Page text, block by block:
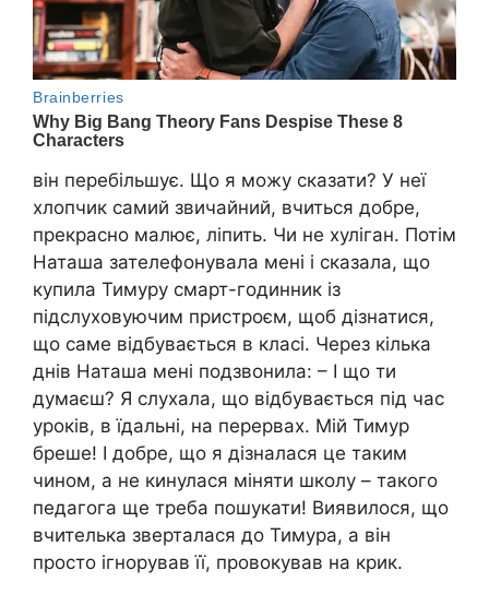
він перебільшує. Що я можу сказати? У неї
хлопчик самий звичайний, вчиться добре,
прекрасно малює, ліпить. Чи не хуліган. Потім
Наташа зателефонувала мені і сказала, що
купила Тимуру смарт-годинник із
підслуховуючим пристроєм, щоб дізнатися,
що саме відбувається в класі. Через кілька
днів Наташа мені подзвонила: – І що ти
думаєш? Я слухала, що відбувається під час
уроків, в їдальні, на перервах. Мій Тимур
бреше! І добре, що я дізналася це таким
чином, а не кинулася міняти школу – такого
педагога ще треба пошукати! Виявилося, що
вчителька зверталася до Тимура, а він
просто ігнорував її, провокував на крик.